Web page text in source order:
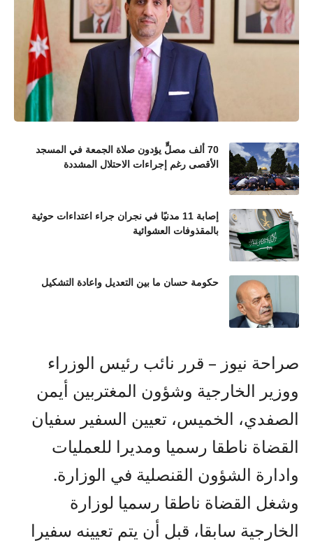
70 ألف مصلٍّ يؤدون صلاة الجمعة في المسجد
الأقصى رغم إجراءات الاحتلال المشددة
إصابة 11 مدنيًا في نجران جراء اعتداءات حوثية
بالمقذوفات العشوائية
حكومة حسان ما بين التعديل واعادة التشكيل
صراحة نيوز – قرر نائب رئيس الوزراء
ووزير الخارجية وشؤون المغتربين أيمن
الصفدي، الخميس، تعيين السفير سفيان
القضاة ناطقا رسميا ومديرا للعمليات
وادارة الشؤون القنصلية في الوزارة.
وشغل القضاة ناطقا رسميا لوزارة
الخارجية سابقا، قبل أن يتم تعيينه سفيرا